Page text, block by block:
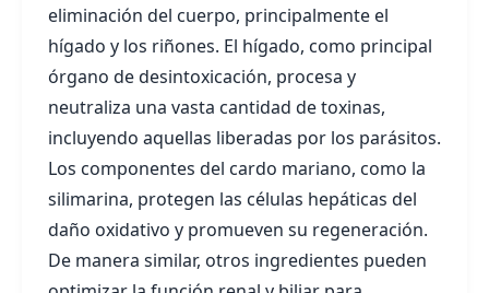
eliminación del cuerpo, principalmente el
hígado y los riñones. El hígado, como principal
órgano de desintoxicación, procesa y
neutraliza una vasta cantidad de toxinas,
incluyendo aquellas liberadas por los parásitos.
Los componentes del cardo mariano, como la
silimarina, protegen las células hepáticas del
daño oxidativo y promueven su regeneración.
De manera similar, otros ingredientes pueden